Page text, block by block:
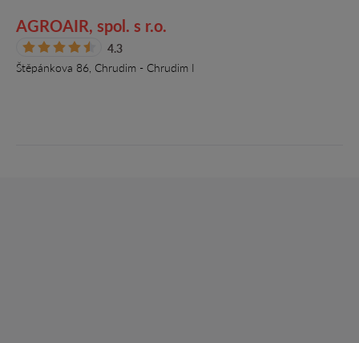
AGROAIR, spol. s r.o.
4.3
Štěpánkova 86, Chrudim - Chrudim I